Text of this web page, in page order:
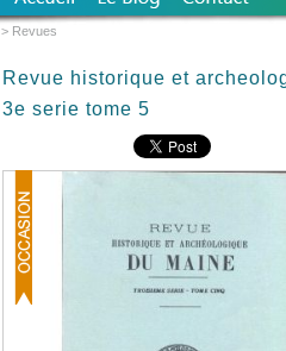
Revue historique et
3e serie tome 5
> Revues